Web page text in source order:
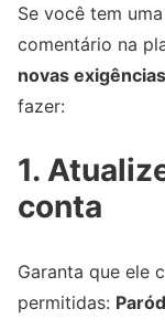
Se você tem
comentário na
novas
fazer:
1.
conta
Garanta que ele
permitidas: